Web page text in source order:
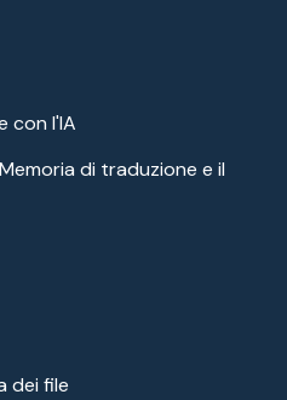
con l'IA
di traduzione e il
dei file